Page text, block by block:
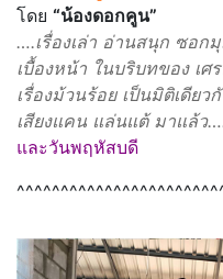
โดย “น้องดอกคูน”
….เรื่องเล่า อ่านสนุก ซอก
เบื้องหน้า ในบริบทของ เศ
เรื่องม้วนร้อย เป็นมิติเดีย
เสียงแคน แล่นแต้ มาแล้ว
และวันพฤหัสบดี